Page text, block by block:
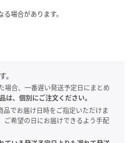
場合があります。
合、一番遅い発送予定日にまとめ
は、個別にご注文ください。
でお届け日時をご指定いただけま
ご希望の日にお届けできるよう手配